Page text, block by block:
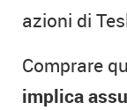
azioni di
Comprare
implica